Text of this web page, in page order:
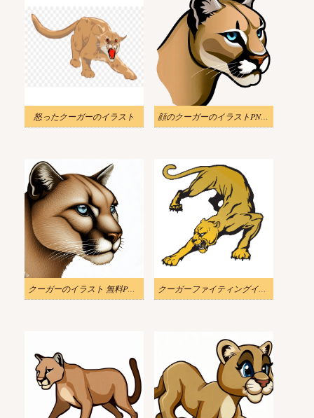
怒ったクーガーのイラスト 顔のクーガーのイラストPNG透明
クーガーのイラスト 無料PNG画像 クーガーファイティングイラスト無料